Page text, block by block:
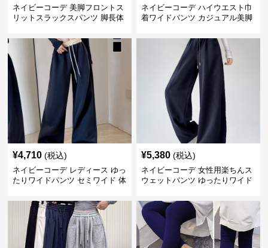
ネイビーコーデ 美脚フロントス
リットスラックスパンツ 脚長体
ネイビーコーデ ハイウエスト巾
着ワイドパンツ カジュアル美脚
¥4,710 (税込)
ネイビーコーデ レディース ゆっ
たりワイドパンツ セミワイド 体
¥5,380 (税込)
ネイビーコーデ 女性用楽ちんス
ウェットパンツ ゆったりワイド